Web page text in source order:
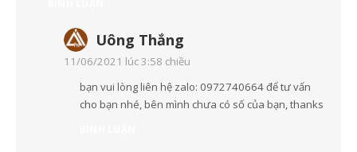
Uông Thắng
11/06/2021 lúc 3:58 chiều
bạn vui lòng liên hệ zalo: 0972740664 để tư vấn
cho bạn nhé, bên mình chưa có số của bạn, thanks